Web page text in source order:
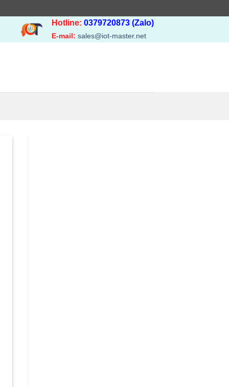
Hotline: 0379720873 (Zalo)
E-mail: sales@iot-master.net